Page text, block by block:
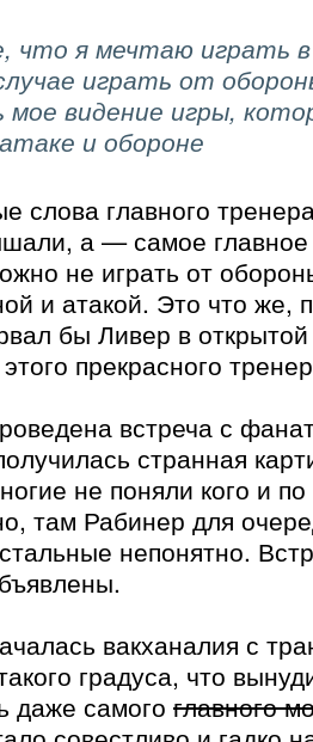
что я мечтаю играть
играть от
мое видение игры,
и обороне
слова главного
а — самое
не играть от
и атакой. Это что же,
бы Ливер в
прекрасного
встреча с
странная
не поняли кого и по
там Рабинер для
непонятно.
вакханалия с
градуса, что
даже самого главного